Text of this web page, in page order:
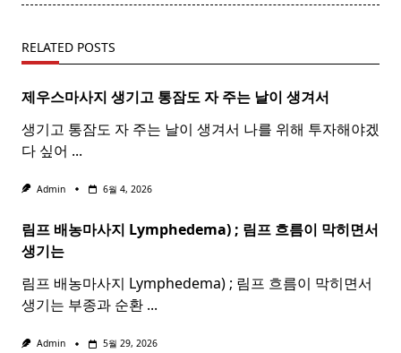
text">Page</span>
RELATED POSTS
제우스마사지 생기고 통잠도 자 주는 날이 생겨서
생기고 통잠도 자 주는 날이 생겨서 나를 위해 투자해야겠
다 싶어 ...
Admin 6월 4, 2026
림프 배농마사지 Lymphedema) ; 림프 흐름이 막히면서
생기는
림프 배농마사지 Lymphedema) ; 림프 흐름이 막히면서
생기는 부종과 순환 ...
Admin 5월 29, 2026